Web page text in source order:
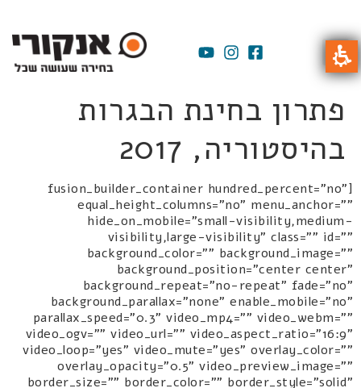
פתרון בחינת הבגרות
בהיסטוריה, 2017
[fusion_builder_container hundred_percent="no"
equal_height_columns="no" menu_anchor=""
hide_on_mobile="small-visibility,medium-
visibility,large-visibility" class="" id=""
background_color="" background_image=""
background_position="center center"
background_repeat="no-repeat" fade="no"
background_parallax="none" enable_mobile="no"
parallax_speed="0.3" video_mp4="" video_webm=""
video_ogv="" video_url="" video_aspect_ratio="16:9"
video_loop="yes" video_mute="yes" overlay_color=""
overlay_opacity="0.5" video_preview_image=""
border_size="" border_color="" border_style="solid"